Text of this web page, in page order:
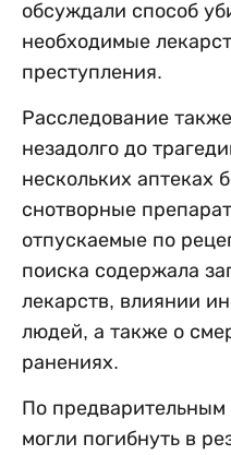
обсуждали способ
необходимые
преступления.
Расследование
незадолго до
нескольких аптеках
снотворные
отпускаемые по
поиска содержала
лекарств, влиянии
людей, а также о
ранениях.
По
могли погибнуть в